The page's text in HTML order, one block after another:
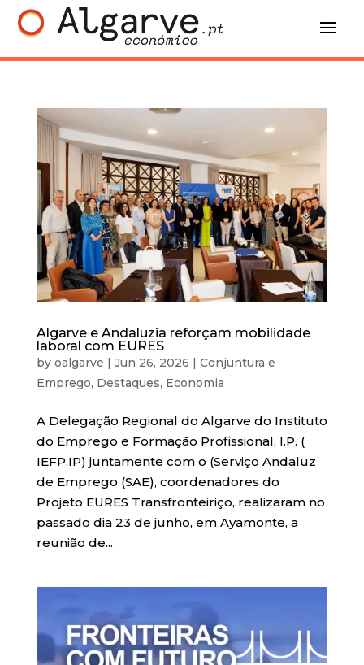
Algarve e Andaluzia reforçam mobilidade
laboral com EURES
by oalgarve | Jun 26, 2026 | Conjuntura e
Emprego, Destaques, Economia
A Delegação Regional do Algarve do Instituto
do Emprego e Formação Profissional, I.P. (
IEFP,IP) juntamente com o (Serviço Andaluz
de Emprego (SAE), coordenadores do
Projeto EURES Transfronteiriço, realizaram no
passado dia 23 de junho, em Ayamonte, a
reunião de...